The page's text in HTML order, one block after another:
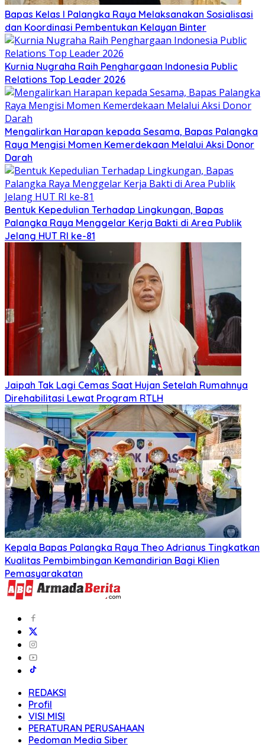
Bapas Kelas I Palangka Raya Melaksanakan Sosialisasi
dan Koordinasi Pembentukan Kelayan Binter
Kurnia Nugraha Raih Penghargaan Indonesia Public
Relations Top Leader 2026
Mengalirkan Harapan kepada Sesama, Bapas Palangka
Raya Mengisi Momen Kemerdekaan Melalui Aksi Donor
Darah
Bentuk Kepedulian Terhadap Lingkungan, Bapas
Palangka Raya Menggelar Kerja Bakti di Area Publik
Jelang HUT RI ke-81
Jaipah Tak Lagi Cemas Saat Hujan Setelah Rumahnya
Direhabilitasi Lewat Program RTLH
Kepala Bapas Palangka Raya Theo Adrianus Tingkatkan
Kualitas Pembimbingan Kemandirian Bagi Klien
Pemasyarakatan
REDAKSI
Profil
VISI MISI
PERATURAN PERUSAHAAN
Pedoman Media Siber